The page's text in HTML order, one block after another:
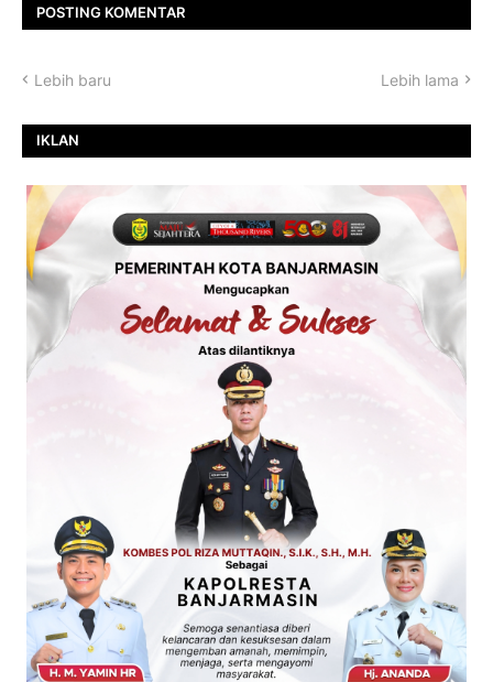
POSTING KOMENTAR
Lebih baru Lebih lama
IKLAN